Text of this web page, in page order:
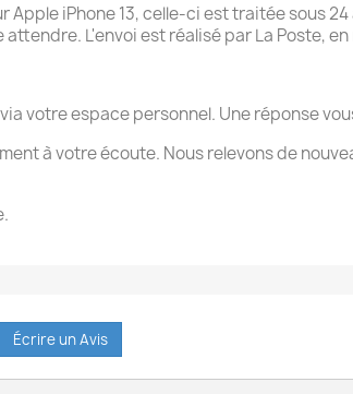
iPhone 13, celle-ci est traitée sous
L'envoi est réalisé par La Poste,
votre espace personnel. Une réponse
à votre écoute. Nous relevons de
Écrire un Avis